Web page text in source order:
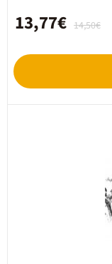
14,50€
13,77€